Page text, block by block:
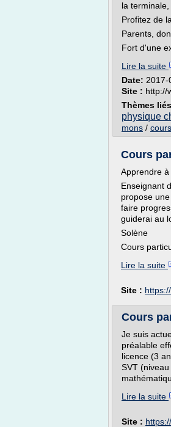
la
Profitez de
Parents,
Fort d'une
Lire la suite
Date: 2017-
Site : http://
Thèmes
physique
mons /
Cours
Apprendre
Enseignant
propose
faire
guiderai au
Solène
Cours
Lire la suite
Site :
Cours
Je suis
préalable
licence (3
SVT
Lire la suite
Site :